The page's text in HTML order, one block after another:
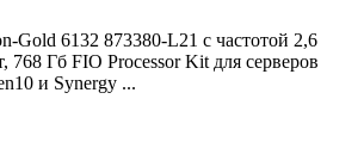
Gold 6132 873380-L21 с частотой 2,6
768 Гб FIO Processor Kit для серверов
и Synergy ...